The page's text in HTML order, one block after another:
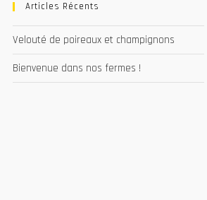
Articles Récents
Velouté de poireaux et champignons
Bienvenue dans nos fermes !